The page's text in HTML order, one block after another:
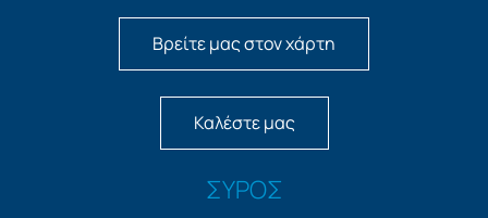
Βρείτε μας στον χάρτη
Καλέστε μας
ΣΥΡΟΣ